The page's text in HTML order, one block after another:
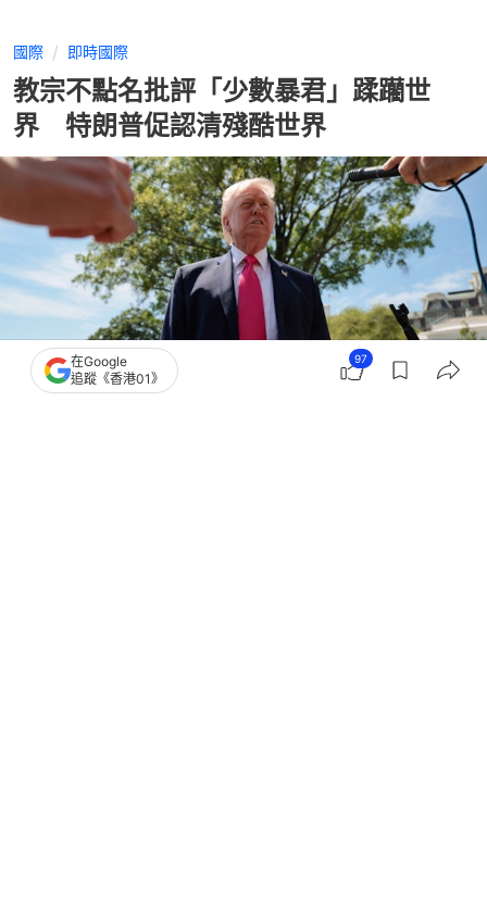
國際 即時國際
教宗不點名批評「少數暴君」蹂躪世
界 特朗普促認清殘酷世界
在Google
追蹤《香港01》
97